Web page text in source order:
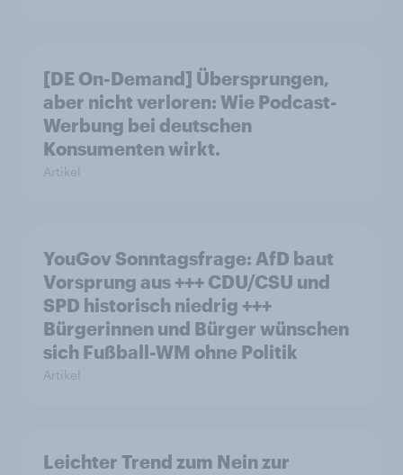
[DE On-Demand] Übersprungen,
aber nicht verloren: Wie Podcast-
Werbung bei deutschen
Konsumenten wirkt.
Artikel
YouGov Sonntagsfrage: AfD baut
Vorsprung aus +++ CDU/CSU und
SPD historisch niedrig +++
Bürgerinnen und Bürger wünschen
sich Fußball-WM ohne Politik
Artikel
Leichter Trend zum Nein zur